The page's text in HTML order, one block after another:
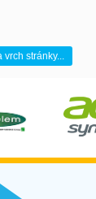
vrch stránky...